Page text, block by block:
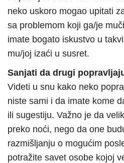
neko uskoro mogao upitati
sa problemom koji ga/je
imate bogato iskustvo u
mu/joj izaći u susret.
Sanjati da drugi
Videti u snu kako neko
niste sami i da imate kome
ili sugestiju. Važno je da
preko noći, nego da one
razmišljanju o mogućim
potražite savet osobe kojoj